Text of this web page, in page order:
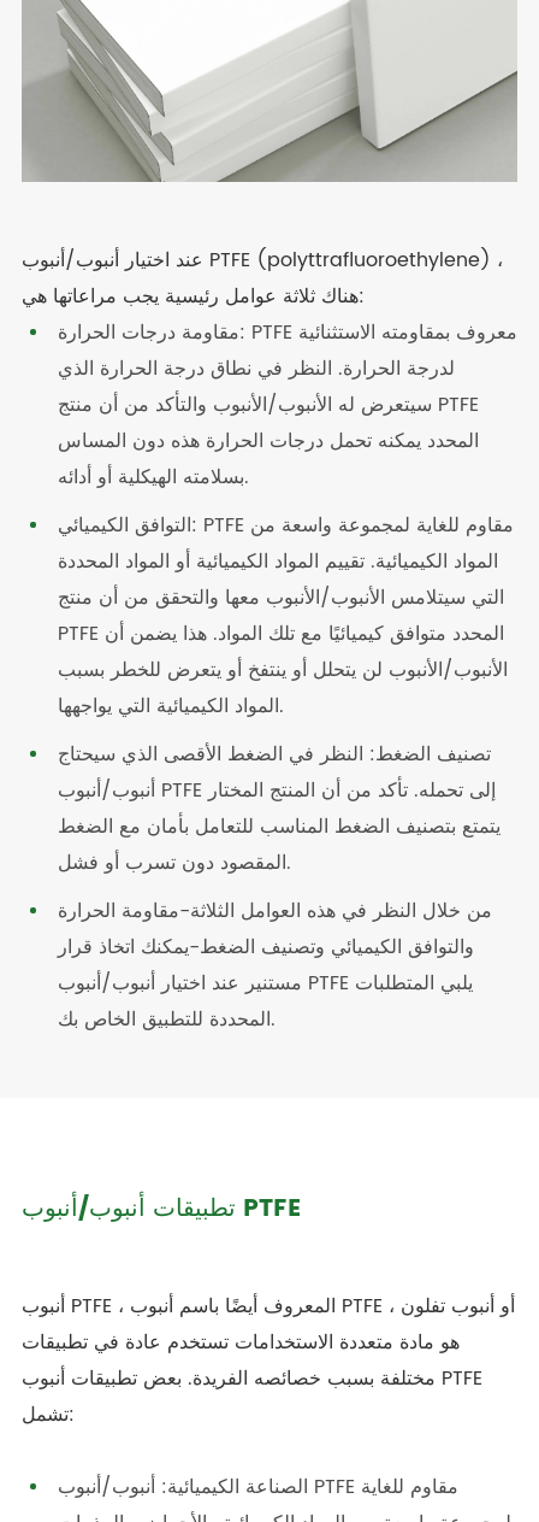
عند اختيار أنبوب/أنبوب PTFE (polyttrafluoroethylene) ،
هناك ثلاثة عوامل رئيسية يجب مراعاتها هي:
مقاومة درجات الحرارة: PTFE معروف بمقاومته الاستثنائية
لدرجة الحرارة. النظر في نطاق درجة الحرارة الذي
سيتعرض له الأنبوب/الأنبوب والتأكد من أن منتج PTFE
المحدد يمكنه تحمل درجات الحرارة هذه دون المساس
بسلامته الهيكلية أو أدائه.
التوافق الكيميائي: PTFE مقاوم للغاية لمجموعة واسعة من
المواد الكيميائية. تقييم المواد الكيميائية أو المواد المحددة
التي سيتلامس الأنبوب/الأنبوب معها والتحقق من أن منتج
PTFE المحدد متوافق كيميائيًا مع تلك المواد. هذا يضمن أن
الأنبوب/الأنبوب لن يتحلل أو ينتفخ أو يتعرض للخطر بسبب
المواد الكيميائية التي يواجهها.
تصنيف الضغط: النظر في الضغط الأقصى الذي سيحتاج
أنبوب/أنبوب PTFE إلى تحمله. تأكد من أن المنتج المختار
يتمتع بتصنيف الضغط المناسب للتعامل بأمان مع الضغط
المقصود دون تسرب أو فشل.
من خلال النظر في هذه العوامل الثلاثة-مقاومة الحرارة
والتوافق الكيميائي وتصنيف الضغط-يمكنك اتخاذ قرار
مستنير عند اختيار أنبوب/أنبوب PTFE يلبي المتطلبات
المحددة للتطبيق الخاص بك.
تطبيقات أنبوب/أنبوب PTFE
أنبوب PTFE ، المعروف أيضًا باسم أنبوب PTFE أو أنبوب تفلون ،
هو مادة متعددة الاستخدامات تستخدم عادة في تطبيقات
مختلفة بسبب خصائصه الفريدة. بعض تطبيقات أنبوب PTFE
تشمل:
الصناعة الكيميائية: أنبوب/أنبوب PTFE مقاوم للغاية